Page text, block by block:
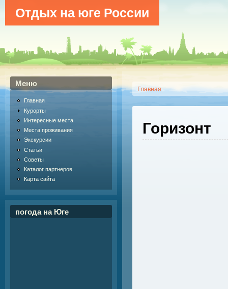
Отдых на юге России
Главная
Горизонт
Меню
Главная
Курорты
Интересные места
Места проживания
Экскурсии
Статьи
Советы
Каталог партнеров
Карта сайта
погода на Юге